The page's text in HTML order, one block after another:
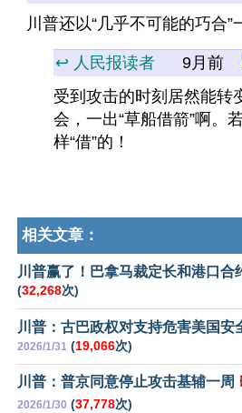
川普还以“几乎不可能的巧合”
↩️ 人民报读者 9月前
受到攻击的时刻居然能转
会，一出“草船借箭”啊。
样“借”的！
相关文章：
川普赢了！巴拿马裁定长和港口合
(32,268次)
川普：古巴政权对支持危害美国安
2026/1/31 (19,066次)
川普：普京同意停止攻击基辅一周
2026/1/30 (37,778次)